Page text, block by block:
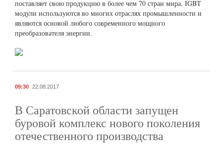
поставляет свою продукцию в более чем 70 стран мира. IGBT
модули используются во многих отраслях промышленности и
являются основой любого современного мощного
преобразователя энергии.
09:30 22.08.2017
В Саратовской области запущен
буровой комплекс нового поколения
отечественного производства